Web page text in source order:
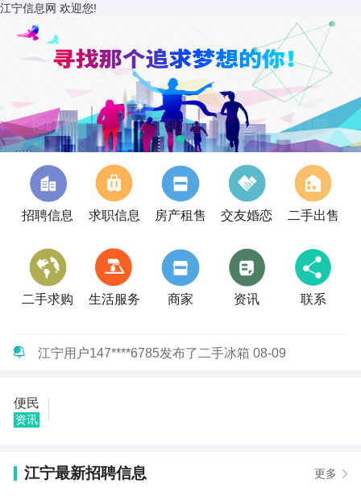
江宁信息网 欢迎您!
招聘信息 求职信息 房产租售 交友婚恋 二手出售
二手求购 生活服务 商家 资讯 联系
江宁用户147****6785发布了二手冰箱 08-09
致装修 08-09
江宁用户151****9640发布了跑腿代驾，代购送餐 08-
室一厅一卫简单... 08-09
便民
资讯
江宁最新招聘信息 更多